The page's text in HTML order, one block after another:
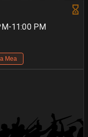
11:00 PM
Mea